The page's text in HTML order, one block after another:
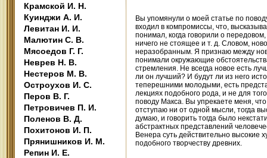
Крамской И. Н.
Куинджи А. И.
Левитан И. И.
Малютин С. В.
Мясоедов Г. Г.
Неврев Н. В.
Нестеров М. В.
Остроухов И. С.
Перов В. Г.
Петровичев П. И.
Поленов В. Д.
Похитонов И. П.
Прянишников И. М.
Репин И. Е.
Вы упомянули о моей статье по
входил в компромиссы, что,
понимал, когда говорили о
ничего не стоящее и т. д. Словом,
неразобранным. Я признаю между
понимали окружающие
стремления. Не всегда новое есть
ли он лучший? И будут ли из него
теперешними молодыми, есть
лекциях подобного рода, и не для
поводу Макса. Вы упрекаете меня,
отступаю ни от одной мысли, тогда
думаю, и говорить тогда было
абстрактных представлений
Венера суть действительно высокие
подобного творчеству древних.